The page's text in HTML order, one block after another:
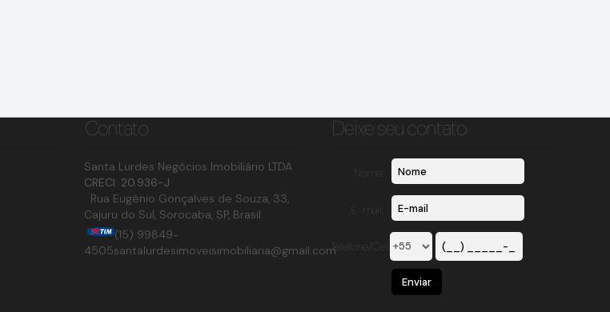
Contato
Santa Lurdes Negócios Imobiliário LTDA
CRECI: 20.936-J
Rua Eugênio Gonçalves de Souza 33
Cajuru do Sul Sorocaba SP, Brasil
(15) 99849-
4505santalurdesimoveisimobiliaria@gmail.com
Deixe seu contato
Nome:
E-mail:
Telefone/Celular: